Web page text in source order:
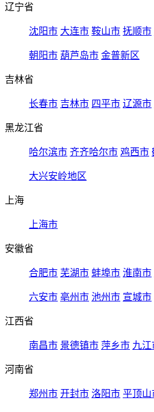
辽宁省
沈阳市 大连市 鞍山市 抚顺市
朝阳市 葫芦岛市 金普新区
吉林省
长春市 吉林市 四平市 辽源市
黑龙江省
哈尔滨市 齐齐哈尔市 鸡西市
大兴安岭地区
上海
上海市
安徽省
合肥市 芜湖市 蚌埠市 淮南市
六安市 亳州市 池州市 宣城市
江西省
南昌市 景德镇市 萍乡市 九江
河南省
郑州市 开封市 洛阳市 平顶山